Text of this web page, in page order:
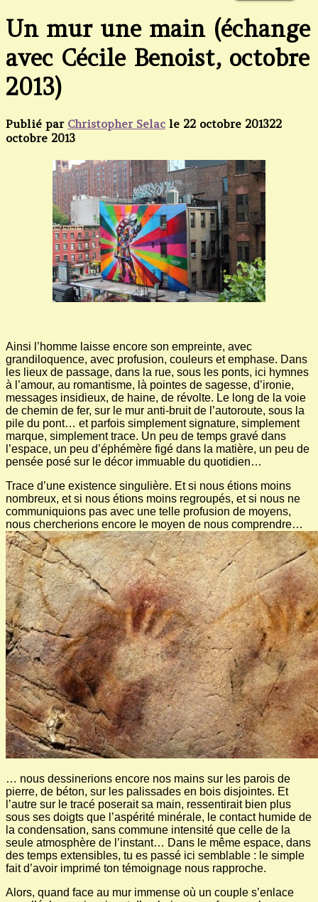
Un mur une main (échange
avec Cécile Benoist, octobre
2013)
Publié par Christopher Selac le 22 octobre 201322
octobre 2013
Ainsi l’homme laisse encore son empreinte, avec
grandiloquence, avec profusion, couleurs et emphase. Dans
les lieux de passage, dans la rue, sous les ponts, ici hymnes
à l’amour, au romantisme, là pointes de sagesse, d’ironie,
messages insidieux, de haine, de révolte. Le long de la voie
de chemin de fer, sur le mur anti-bruit de l’autoroute, sous la
pile du pont… et parfois simplement signature, simplement
marque, simplement trace. Un peu de temps gravé dans
l’espace, un peu d’éphémère figé dans la matière, un peu de
pensée posé sur le décor immuable du quotidien…
Trace d’une existence singulière. Et si nous étions moins
nombreux, et si nous étions moins regroupés, et si nous ne
communiquions pas avec une telle profusion de moyens,
nous chercherions encore le moyen de nous comprendre…
… nous dessinerions encore nos mains sur les parois de
pierre, de béton, sur les palissades en bois disjointes. Et
l’autre sur le tracé poserait sa main, ressentirait bien plus
sous ses doigts que l’aspérité minérale, le contact humide de
la condensation, sans commune intensité que celle de la
seule atmosphère de l’instant… Dans le même espace, dans
des temps extensibles, tu es passé ici semblable : le simple
fait d’avoir imprimé ton témoignage nous rapproche.
Alors, quand face au mur immense où un couple s’enlace